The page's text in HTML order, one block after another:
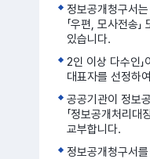
정보공개청구서는
「우편, 모사전송
있습니다.
2인 이상 다수인」
대표자를 선정하
공공기관이 정보
「정보공개처리대
교부합니다.
정보공개청구서